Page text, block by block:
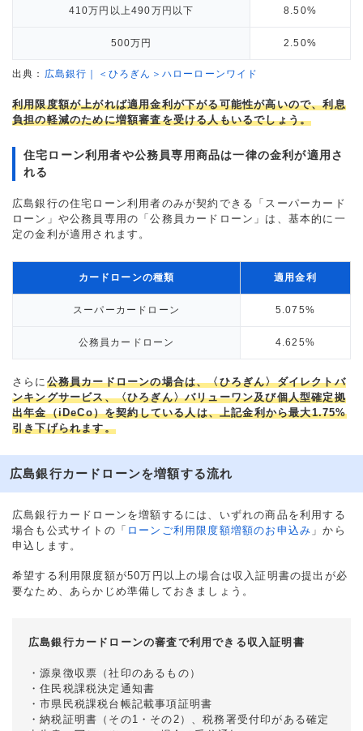
410万円以上490万円以下 8.50%
500万円 2.50%
出典： 広島銀行｜＜ひろぎん＞ハローローンワイド
利用限度額が上がれば適用金利が下がる可能性が高いので、利息
負担の軽減のために増額審査を受ける人もいるでしょう。
住宅ローン利用者や公務員専用商品は一律の金利が適用さ
れる
広島銀行の住宅ローン利用者のみが契約できる「スーパーカード
ローン」や公務員専用の「公務員カードローン」は、基本的に一
定の金利が適用されます。
カードローンの種類 適用金利
スーパーカードローン 5.075%
公務員カードローン 4.625%
さらに 公務員カードローンの場合は、〈ひろぎん〉ダイレクトバ
ンキングサービス、〈ひろぎん〉バリューワン及び個人型確定拠
出年金（iDeCo）を契約している人は、上記金利から最大1.75%
引き下げられます。
広島銀行カードローンを増額する流れ
広島銀行カードローンを増額するには、いずれの商品を利用する
場合も公式サイトの「 ローンご利用限度額増額のお申込み 」から
申込します。
希望する利用限度額が50万円以上の場合は収入証明書の提出が必
要なため、あらかじめ準備しておきましょう。
広島銀行カードローンの審査で利用できる収入証明書
・源泉徴収票（社印のあるもの）
・住民税課税決定通知書
・市県民税課税台帳記載事項証明書
・納税証明書（その1・その2）、税務署受付印がある確定